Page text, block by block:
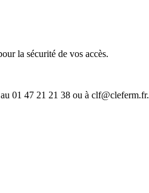
la sécurité de vos accès.
01 47 21 21 38 ou à clf@cleferm.fr.